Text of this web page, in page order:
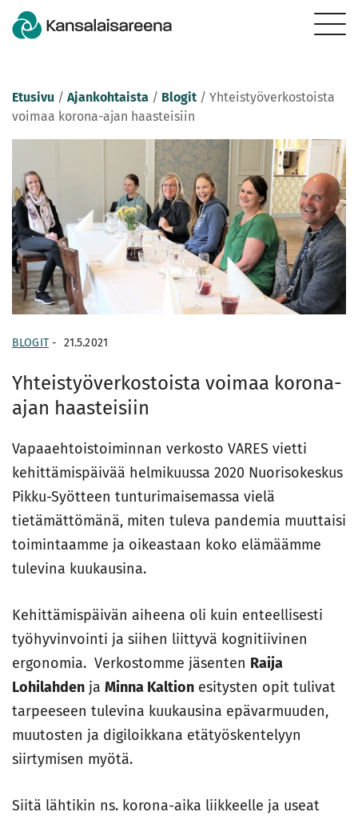
Etusivu / Ajankohtaista / Blogit / Yhteistyöverkostoista
voimaa korona-ajan haasteisiin
BLOGIT- 21.5.2021
Yhteistyöverkostoista voimaa korona-
ajan haasteisiin
Vapaaehtoistoiminnan verkosto VARES vietti
kehittämispäivää helmikuussa 2020 Nuorisokeskus
Pikku-Syötteen tunturimaisemassa vielä
tietämättömänä, miten tuleva pandemia muuttaisi
toimintaamme ja oikeastaan koko elämäämme
tulevina kuukausina.
Kehittämispäivän aiheena oli kuin enteellisesti
työhyvinvointi ja siihen liittyvä kognitiivinen
ergonomia. Verkostomme jäsenten Raija
Lohilahden ja Minna Kaltion esitysten opit tulivat
tarpeeseen tulevina kuukausina epävarmuuden,
muutosten ja digiloikkana etätyöskentelyyn
siirtymisen myötä.
Siitä lähtikin ns. korona-aika liikkeelle ja useat